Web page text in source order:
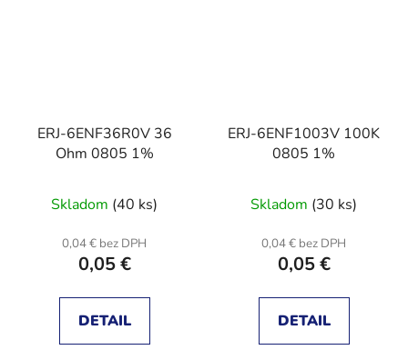
ERJ-6ENF36R0V 36
Ohm 0805 1%
Skladom (40 ks)
0,04 € bez DPH
0,05 €
DETAIL
ERJ-6ENF1003V 100K
0805 1%
Skladom (30 ks)
0,04 € bez DPH
0,05 €
DETAIL